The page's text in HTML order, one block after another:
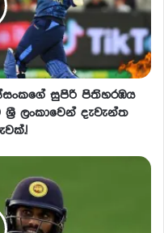
සුපිරි පිතිහරඹය
ලංකාවෙන් දැවැන්ත